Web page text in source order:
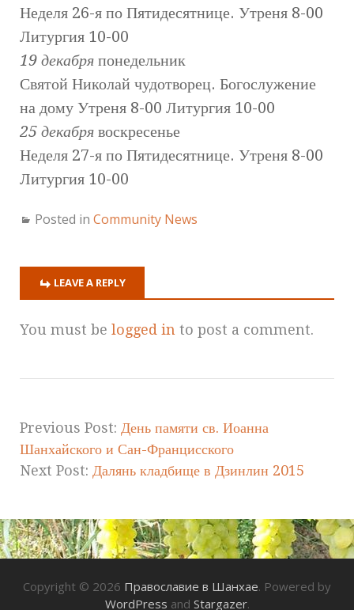
Неделя 26-я по Пятидесятнице. Утреня 8-00
Литургия 10-00
19 декабря понедельник
Святой Николай чудотворец. Богослужение
на дому Утреня 8-00 Литургия 10-00
25 декабря воскресенье
Неделя 27-я по Пятидесятнице. Утреня 8-00
Литургия 10-00
Posted in Community News
LEAVE A REPLY
You must be logged in to post a comment.
Previous Post: День памяти св. Иоанна
Шанхайского и Сан-Францисского
Next Post: Далянь кладбище в Дзинлин 2015
Copyright © 2026 Православие в Шанхае. Powered by
WordPress and Stargazer.